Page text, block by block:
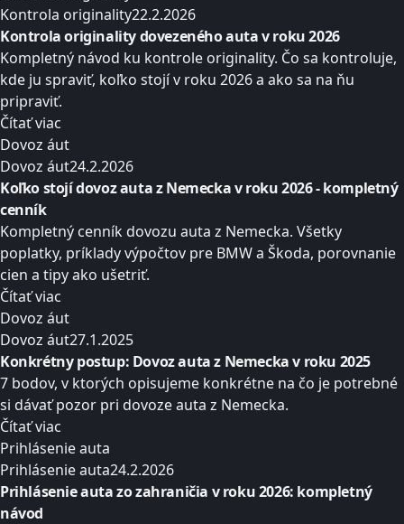
Kontrola originality22.2.2026
Kontrola originality dovezeného auta v roku 2026
Kompletný návod ku kontrole originality. Čo sa kontroluje,
kde ju spraviť, koľko stojí v roku 2026 a ako sa na ňu
pripraviť.
Čítať viac
Dovoz áut
Dovoz áut24.2.2026
Koľko stojí dovoz auta z Nemecka v roku 2026 - kompletný
cenník
Kompletný cenník dovozu auta z Nemecka. Všetky
poplatky, príklady výpočtov pre BMW a Škoda, porovnanie
cien a tipy ako ušetriť.
Čítať viac
Dovoz áut
Dovoz áut27.1.2025
Konkrétny postup: Dovoz auta z Nemecka v roku 2025
7 bodov, v ktorých opisujeme konkrétne na čo je potrebné
si dávať pozor pri dovoze auta z Nemecka.
Čítať viac
Prihlásenie auta
Prihlásenie auta24.2.2026
Prihlásenie auta zo zahraničia v roku 2026: kompletný
návod